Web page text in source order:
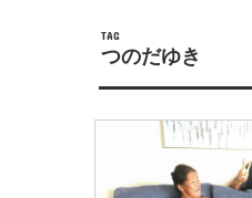
TAG
つのだゆき